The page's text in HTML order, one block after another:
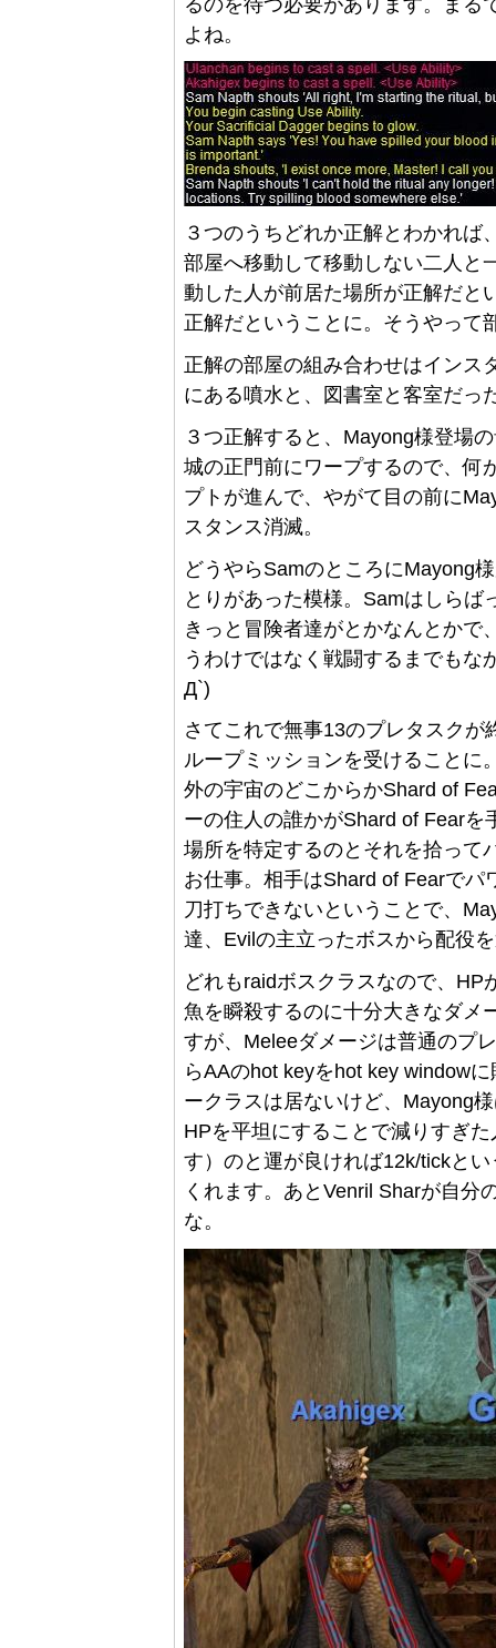
よね。
３つのうちどれか正解とわかれば
部屋へ移動して移動しない二人と
動した人が前居た場所が正解だと
正解だということに。そうやって
正解の部屋の組み合わせはインス
にある噴水と、図書室と客室だっ
３つ正解すると、Mayong様登場
城の正門前にワープするので、何
プトが進んで、やがて目の前に
スタンス消滅。
どうやらSamのところにMayong
とりがあった模様。Samはしら
きっと冒険者達がとかなんとかで
うわけではなく戦闘するまでもな
Д`)
さてこれで無事13のプレタスク
ループミッションを受けることに
外の宇宙のどこからかShard of
ーの住人の誰かがShard of Fear
場所を特定するのとそれを拾って
お仕事。相手はShard of Fearで
刀打ちできないということで、
達、Evilの主立ったボスから配役
どれもraidボスクラスなので、HP
魚を瞬殺するのに十分大きなダメ
すが、Meleeダメージは普通のプ
らAAのhot keyをhot key window
ークラスは居ないけど、Mayong
HPを平坦にすることで減りすぎ
す）のと運が良ければ12k/tickと
くれます。あとVenril Sharが自分
な。